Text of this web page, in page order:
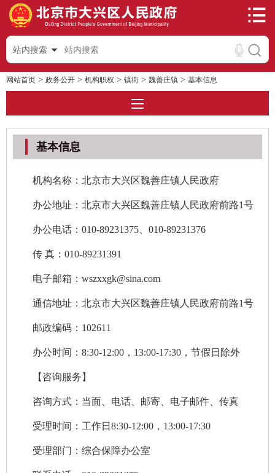
站内搜索
网站首页 > 政务公开 > 机构职权 > 镇街 > 魏善庄镇 > 基本信息
基本信息
机构名称：北京市大兴区魏善庄镇人民政府
办公地址：北京市大兴区魏善庄镇人民政府前路1号
办公电话：010-89231375、010-89231376
传 真：010-89231391
电子邮箱：wszxxgk@sina.com
通信地址：北京市大兴区魏善庄镇人民政府前路1号
邮政编码：102611
办公时间：8:30-12:00，13:00-17:30，节假日除外
【咨询服务】
咨询方式：当面、电话、邮寄、电子邮件、传真
受理时间：工作日8:30-12:00，13:00-17:30
受理部门：综合保障办公室